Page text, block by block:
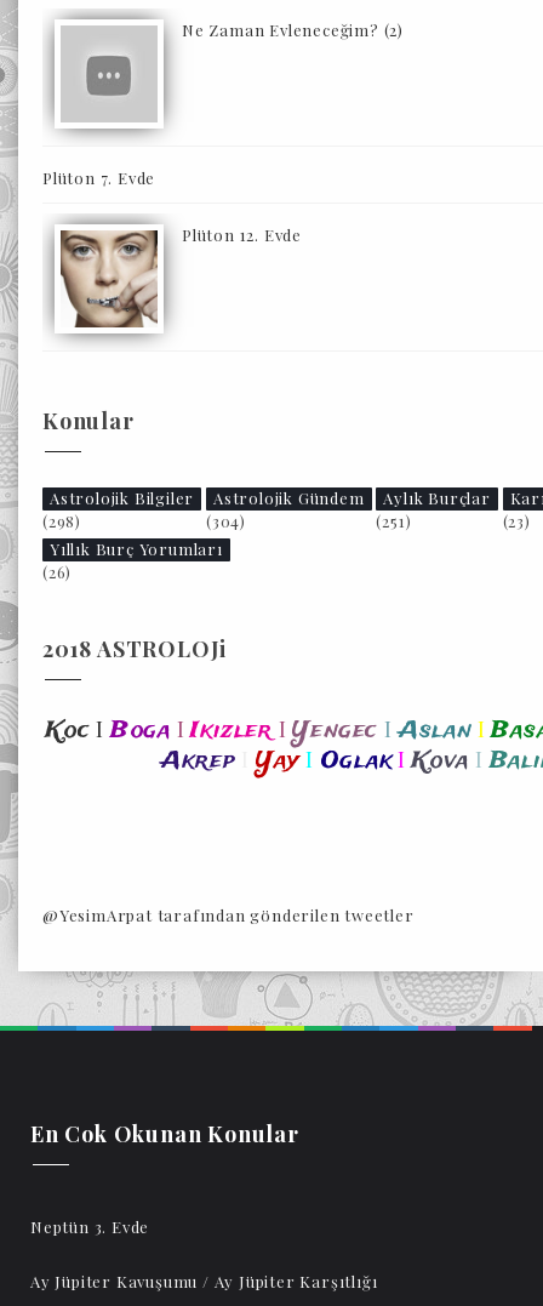
Ne Zaman Evleneceğim? (2)
Plüton 7. Evde
Plüton 12. Evde
Konular
Astrolojik Bilgiler
(298)
Astrolojik Gündem
(304)
Aylık Burçlar
(251)
(23)
Yıllık Burç Yorumları
(26)
2018 ASTROLOJi
Koc I Boga I Ikizler I Yengec I Aslan I
Akrep
Yay I Oglak I Kova I
@YesimArpat tarafından gönderilen tweetler
En Cok Okunan Konular
Neptün 3. Evde
Ay Jüpiter Kavuşumu / Ay Jüpiter Karşıtlığı